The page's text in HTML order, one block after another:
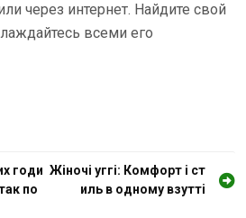
через интернет. Найдите свой
всеми его
годи
по
Жіночі уггі: Комфорт і ст
иль в одному взутті